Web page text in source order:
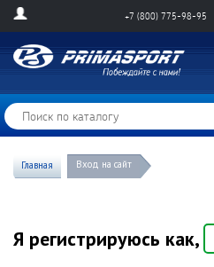
+7 (800) 775-98-95
Главная Вход на сайт
Я регистрируюсь как,